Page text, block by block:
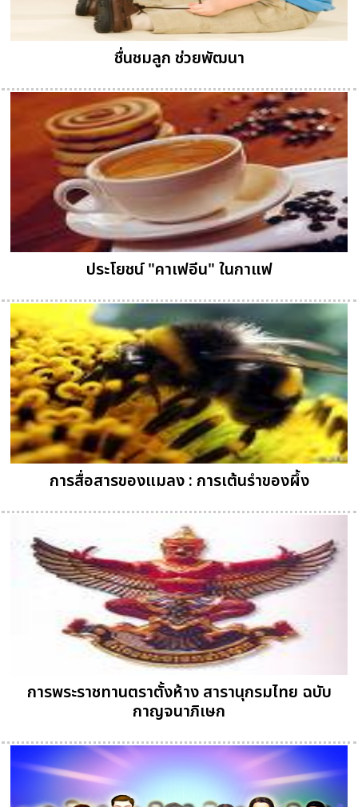
ชื่นชมลูก ช่วยพัฒนา
ประโยชน์ "คาเฟอีน" ในกาแฟ
การสื่อสารของแมลง : การเต้นรำของผึ้ง
การพระราชทานตราตั้งห้าง สารานุกรมไทย ฉบับ
กาญจนาภิเษก